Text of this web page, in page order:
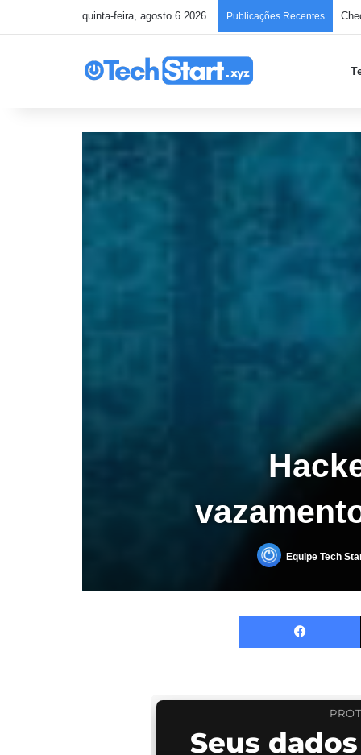
quinta-feira, agosto 6 2026 Publicações Recentes
Equipe Tech
Seus